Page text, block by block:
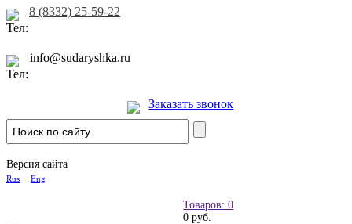
8 (8332) 25-59-22
info@sudaryshka.ru
Заказать звонок
Версия сайта
Rus Eng
Товаров: 0
0 руб.